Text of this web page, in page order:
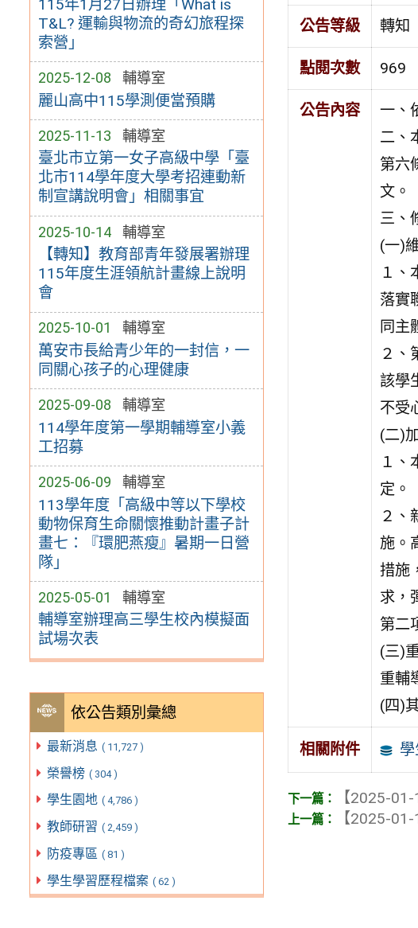
115年1月27日辦理「What is
T&L? 運輸與物流的奇幻旅程探
索營」
2025-12-08 輔導室
麗山高中115學測便當預購
2025-11-13 輔導室
臺北市立第一女子高級中學「臺
北市114學年度大學考招連動新
制宣講說明會」相關事宜
2025-10-14 輔導室
【轉知】教育部青年發展署辦理
115年度生涯領航計畫線上說明
會
2025-10-01 輔導室
萬安市長給青少年的一封信，一
同關心孩子的心理健康
2025-09-08 輔導室
114學年度第一學期輔導室小義
工招募
2025-06-09 輔導室
113學年度「高級中等以下學校
動物保育生命關懷推動計畫子計
畫七：『環肥燕瘦』暑期一日營
隊」
2025-05-01 輔導室
輔導室辦理高三學生校內模擬面
試場次表
依公告類別彙總
最新消息 ( 11,727 )
榮譽榜 ( 304 )
學生園地 ( 4,786 )
教師研習 ( 2,459 )
防疫專區 ( 81 )
學生學習歷程檔案 ( 62 )
公告等級 轉知
點閱次數 969
公告內容
一、
二、
第六
文。
三、
(一)
１、
落實
同主
２、
該學
不受
(二)
１、
定。
２、
施。
措施
求，
第二
(三)
重輔
(四)
相關附件
【2025-01-
【2025-01-